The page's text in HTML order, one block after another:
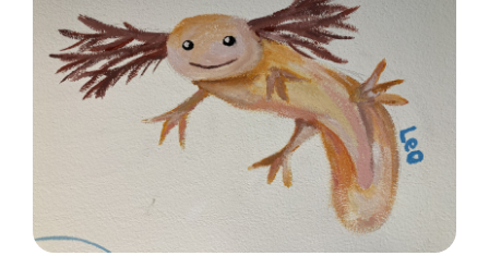
Besonderheiten
Schulleben
Service
Krankmeldung